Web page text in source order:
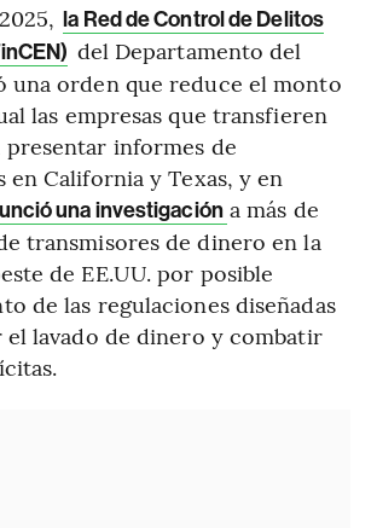
la Red de Control de Delitos
del Departamento del
una orden que reduce el monto
las empresas que transfieren
informes de
en California y Texas, y en
una investigación a más de
transmisores de dinero en la
de EE.UU. por posible
de las regulaciones diseñadas
lavado de dinero y combatir